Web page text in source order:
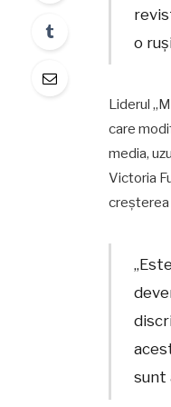
o
Liderul
care
media,
Victoria
creșterea
sunt